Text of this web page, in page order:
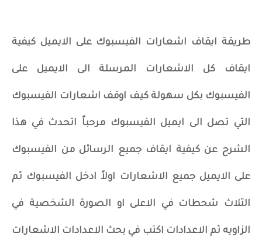
طريقة ايقاف اشعارات الفيسبوك على الايميل كيفية
ايقاف كل الاشعارات المرسلة الى الايميل على
الفيسبوك بكل سهولة كيف اوقف اشعارات الفيسبوك
التي تصل الى ايميل الفيسبوك مرحباً اتحدث في هذا
الشرح عن كيفية ايقاف جميع الرسائل من الفيسبوك
على الايميل جميع الاشعارات اولاً ادخل الفيسبوك ثم
الثلاث شحطات في الاعلى او الصورة الشخصية في
الزاويه ثم الاعدادات اكتب في بحث الاعدادات الاشعارات